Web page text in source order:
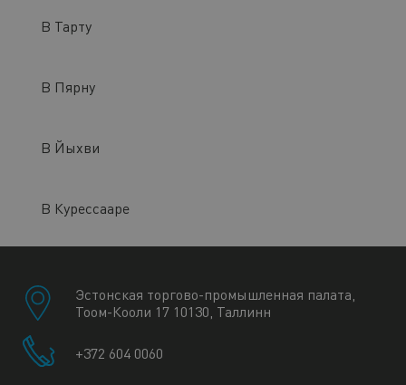
В Тарту
В Пярну
В Йыхви
В Курессааре
Эстонская торгово-промышленная палата,
Тоом-Кооли 17 10130, Таллинн
+372 604 0060